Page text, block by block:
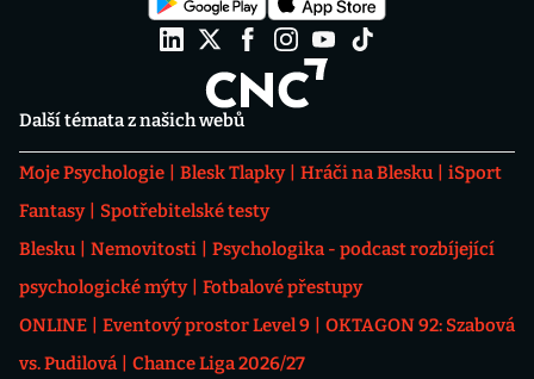
Další témata z našich webů
Moje Psychologie Blesk Tlapky Hráči na Blesku
iSport
Fantasy
Spotřebitelské testy
Blesku
Nemovitosti
Psychologika - podcast rozbíjející
psychologické mýty
Fotbalové přestupy
ONLINE
Eventový prostor Level 9
OKTAGON 92: Szabová
vs. Pudilová
Chance Liga 2026/27